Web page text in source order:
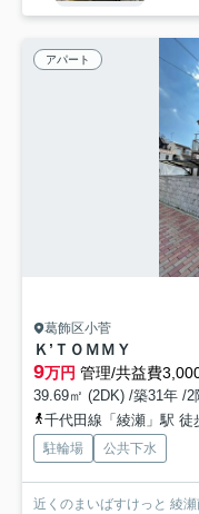
アパート
葛飾区小菅
Ｋ’ＴＯＭＭＹ
9万円 管理/共益費
39.69㎡ (2DK) /築31年 /2
千代田線「綾瀬」駅 徒
駐輪場 公共下水
近くのまいばすけっと 綾